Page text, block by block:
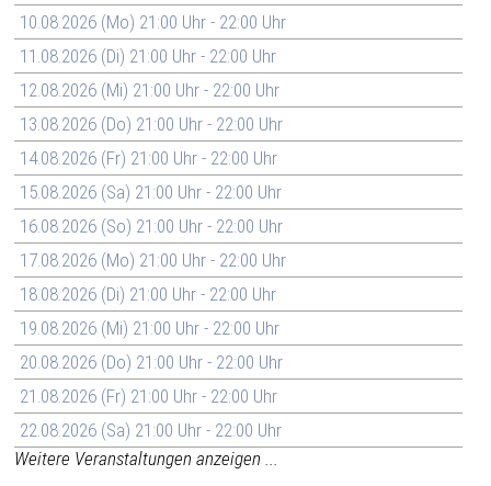
10.08.2026 (Mo) 21:00 Uhr - 22:00 Uhr
11.08.2026 (Di) 21:00 Uhr - 22:00 Uhr
12.08.2026 (Mi) 21:00 Uhr - 22:00 Uhr
13.08.2026 (Do) 21:00 Uhr - 22:00 Uhr
14.08.2026 (Fr) 21:00 Uhr - 22:00 Uhr
15.08.2026 (Sa) 21:00 Uhr - 22:00 Uhr
16.08.2026 (So) 21:00 Uhr - 22:00 Uhr
17.08.2026 (Mo) 21:00 Uhr - 22:00 Uhr
18.08.2026 (Di) 21:00 Uhr - 22:00 Uhr
19.08.2026 (Mi) 21:00 Uhr - 22:00 Uhr
20.08.2026 (Do) 21:00 Uhr - 22:00 Uhr
21.08.2026 (Fr) 21:00 Uhr - 22:00 Uhr
22.08.2026 (Sa) 21:00 Uhr - 22:00 Uhr
Weitere Veranstaltungen anzeigen ...